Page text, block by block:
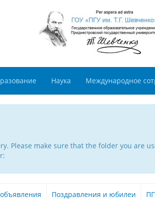
Наука Международное
Please make sure that the folder you are
Поздравления и юбилеи